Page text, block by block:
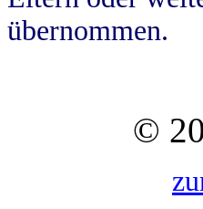
übernommen.
©